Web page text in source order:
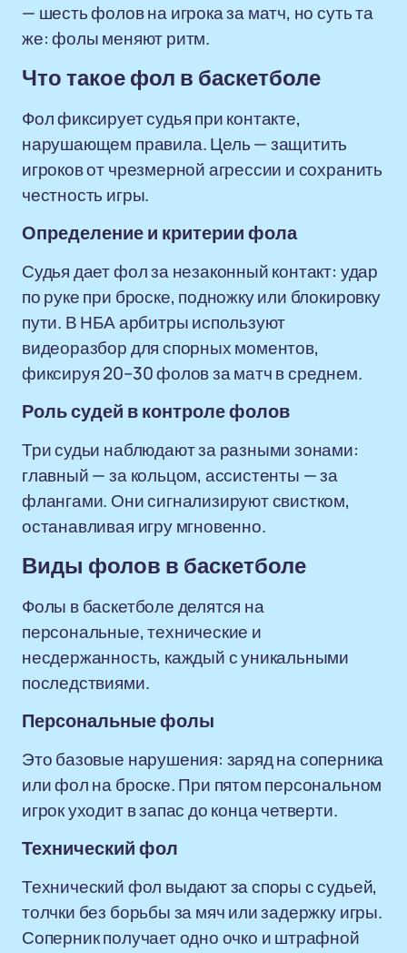
— шесть фолов на игрока за матч, но суть та
же: фолы меняют ритм.
Что такое фол в баскетболе
Фол фиксирует судья при контакте,
нарушающем правила. Цель — защитить
игроков от чрезмерной агрессии и сохранить
честность игры.
Определение и критерии фола
Судья дает фол за незаконный контакт: удар
по руке при броске, подножку или блокировку
пути. В НБА арбитры используют
видеоразбор для спорных моментов,
фиксируя 20–30 фолов за матч в среднем.
Роль судей в контроле фолов
Три судьи наблюдают за разными зонами:
главный — за кольцом, ассистенты — за
флангами. Они сигнализируют свистком,
останавливая игру мгновенно.
Виды фолов в баскетболе
Фолы в баскетболе делятся на
персональные, технические и
несдержанность, каждый с уникальными
последствиями.
Персональные фолы
Это базовые нарушения: заряд на соперника
или фол на броске. При пятом персональном
игрок уходит в запас до конца четверти.
Технический фол
Технический фол выдают за споры с судьей,
толчки без борьбы за мяч или задержку игры.
Соперник получает одно очко и штрафной